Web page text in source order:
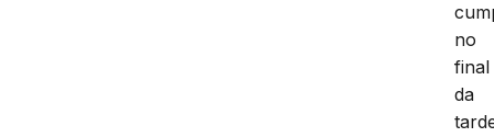
no
final
da